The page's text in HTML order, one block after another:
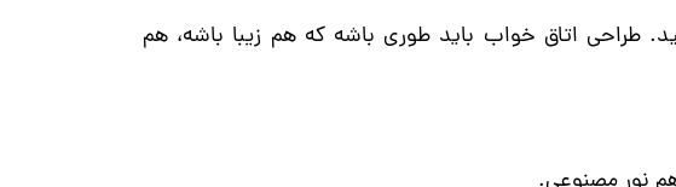
اتاق خواب باید طوری باشه که هم زیبا باشه، هم